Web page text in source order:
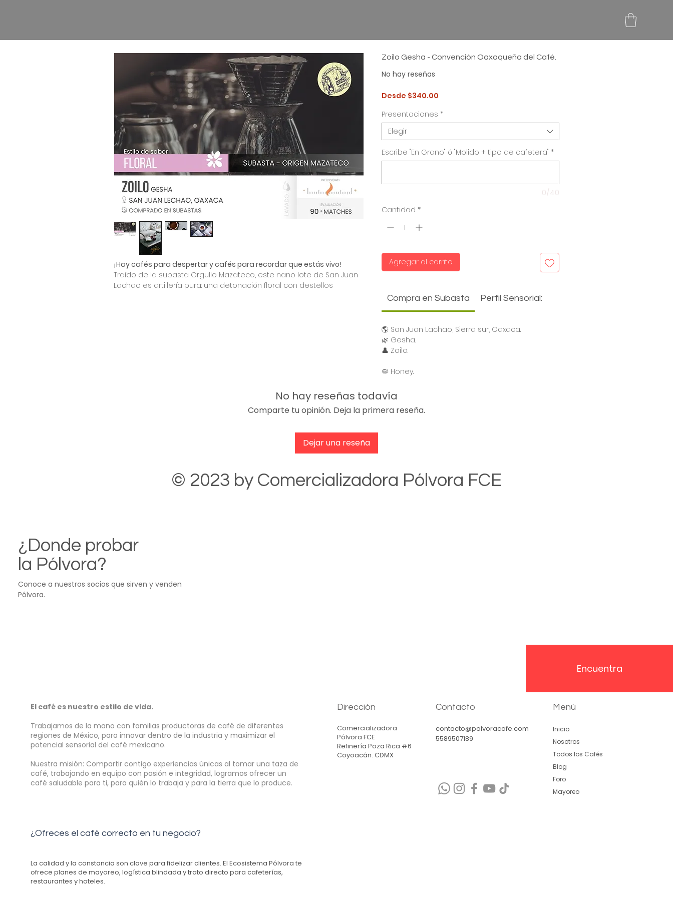
¡Hay cafés para despertar y cafés para recordar que estás vivo!
Traído de la subasta Orgullo Mazateco, este nano lote de San Juan
Lachao es artillería pura: una detonación floral con destellos
Zoilo Gesha - Convención Oaxaqueña del Café.
No hay reseñas
Desde $340.00
oferta
Presentaciones *
Elegir
Escribe "En Grano" ó "Molido + tipo de cafetera" *
0/40
Cantidad *
Agregar al carrito
Compra en Subasta Perfil Sensorial:
🌎 San Juan Lachao, Sierra sur, Oaxaca.
🌿 Gesha.
👤 Zoilo.
🦠 Honey.
No hay reseñas todavía
Comparte tu opinión. Deja la primera reseña.
Dejar una reseña
El café es nuestro estilo de vida.
Trabajamos de la mano con familias productoras de café de diferentes
regiones de México, para innovar dentro de la industria y maximizar el
potencial sensorial del café mexicano.
Nuestra misión: Compartir contigo experiencias únicas al tomar una taza de
café, trabajando en equipo con pasión e integridad, logramos ofrecerun
café saludable para ti, para quién lo trabaja y para la tierra que lo produce.
Dirección
Comercializadora
Pólvora FCE
Refinería Poza Rica #6
Coyoacán. CDMX
Contacto
contacto@polvoracafe.com
5589507189
Menú
Inicio
Nosotros
Todos los Cafés
Blog
Foro
Mayoreo
¿Ofreces el café correcto en tu negocio?
La calidad y la constancia son clave para fidelizar clientes.El Ecosistema Pólvora te
ofrece planes de mayoreo, logística blindada y trato directo para cafeterías,
restaurantes y hoteles.
¿Donde probar
la Pólvora?
Conoce a nuestros socios que sirven y venden
Pólvora.
Encuentra
© 2023 by Comercializadora Pólvora FCE